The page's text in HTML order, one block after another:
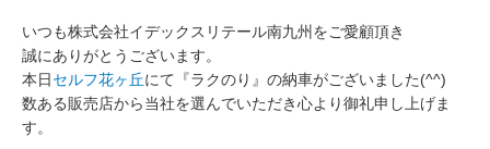
いつも株式会社イデックスリテール南九州をご愛顧頂き
誠にありがとうございます。
本日セルフ花ヶ丘にて『ラクのり』の納車がございました(^^)
数ある販売店から当社を選んでいただき心より御礼申し上げま
す。